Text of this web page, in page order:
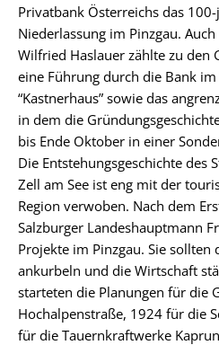
Privatbank Österreichs das
Niederlassung im Pinzgau.
Wilfried Haslauer zählte zu den
eine Führung durch die Bank
“Kastnerhaus” sowie das
in dem die
bis Ende Oktober in einer
Die Entstehungsgeschichte des
Zell am See ist eng mit der
Region verwoben. Nach dem
Salzburger Landeshauptmann
Projekte im Pinzgau. Sie sollten
ankurbeln und die Wirtschaft
starteten die Planungen für die
Hochalpenstraße, 1924 für die
für die Tauernkraftwerke